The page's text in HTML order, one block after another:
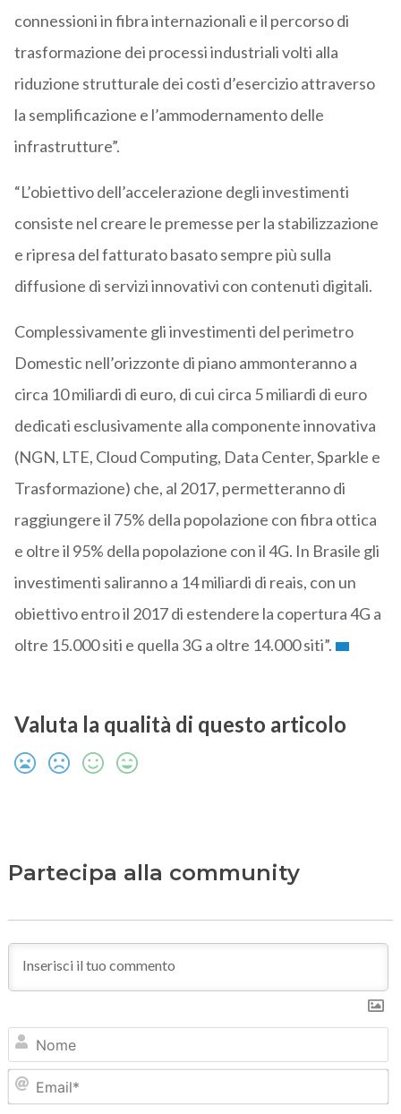
connessioni in fibra internazionali e il percorso di
trasformazione dei processi industriali volti alla
riduzione strutturale dei costi d’esercizio attraverso
la semplificazione e l’ammodernamento delle
infrastrutture”.
“L’obiettivo dell’accelerazione degli investimenti
consiste nel creare le premesse per la stabilizzazione
e ripresa del fatturato basato sempre più sulla
diffusione di servizi innovativi con contenuti digitali.
Complessivamente gli investimenti del perimetro
Domestic nell’orizzonte di piano ammonteranno a
circa 10 miliardi di euro, di cui circa 5 miliardi di euro
dedicati esclusivamente alla componente innovativa
(NGN, LTE, Cloud Computing, Data Center, Sparkle e
Trasformazione) che, al 2017, permetteranno di
raggiungere il 75% della popolazione con fibra ottica
e oltre il 95% della popolazione con il 4G. In Brasile gli
investimenti saliranno a 14 miliardi di reais, con un
obiettivo entro il 2017 di estendere la copertura 4G a
oltre 15.000 siti e quella 3G a oltre 14.000 siti”.
Valuta la qualità di questo articolo
Partecipa alla community